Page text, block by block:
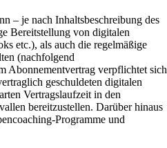
– je nach Inhaltsbeschreibung des
Bereitstellung von digitalen
etc.), als auch die regelmäßige
(nachfolgend
Abonnementvertrag verpflichtet sich
geschuldeten digitalen
Vertragslaufzeit in den
bereitzustellen. Darüber hinaus
Programme und